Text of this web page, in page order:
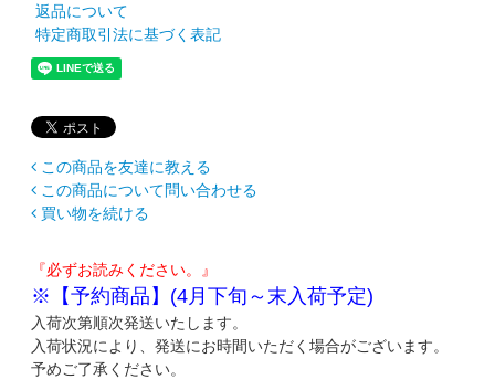
返品について
特定商取引法に基づく表記
この商品を友達に教える
この商品について問い合わせる
買い物を続ける
『必ずお読みください。』
※【予約商品】(4月下旬～末入荷予定)
入荷次第順次発送いたします。
入荷状況により、発送にお時間いただく場合がございます。
予めご了承ください。